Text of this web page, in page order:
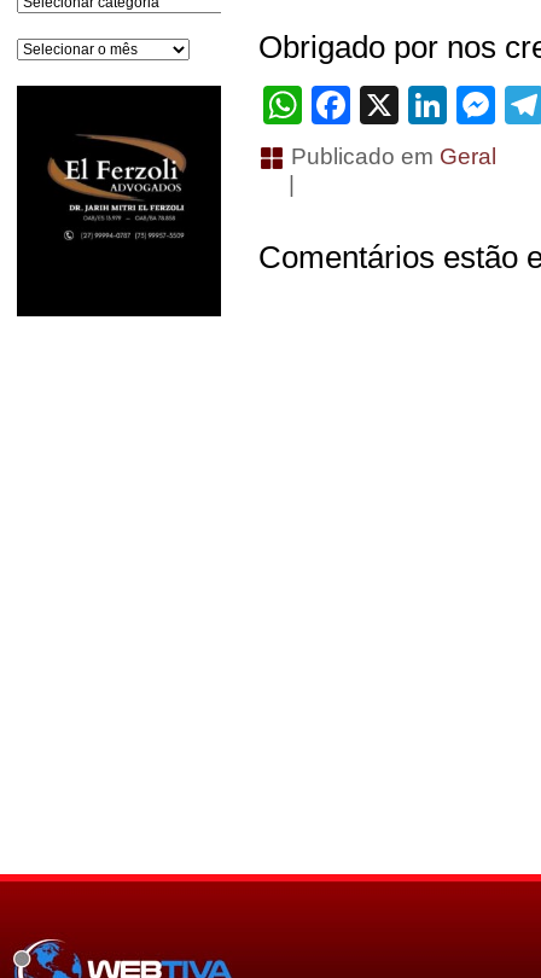
Arquivos
Obrigado por nos
WhatsApp
Facebook
X
Publicado em Geral
Comentários estão